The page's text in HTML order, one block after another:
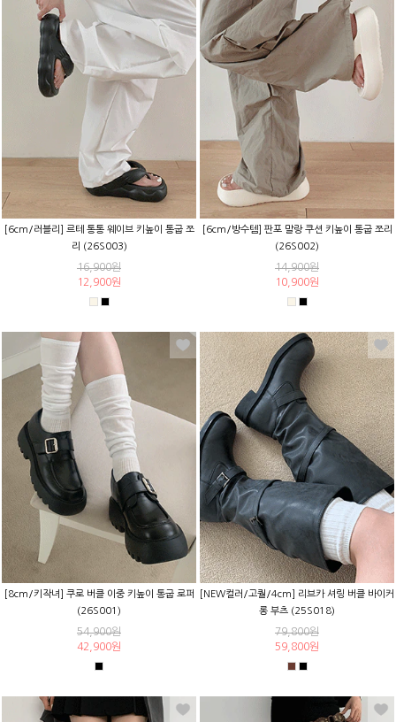
[6cm/러블리] 르테 통통 웨이브 키높이 통굽 쪼
리 (26S003)
16,900원
12,900원
[6cm/방수템] 판포 말랑 쿠션 키높이 통굽 쪼리
(26S002)
14,900원
10,900원
[8cm/키작녀] 쿠로 버클 이중 키높이 통굽 로퍼
(26S001)
54,900원
42,900원
[NEW컬러/고퀄/4cm] 리브카 셔링 버클 바이커
롱 부츠 (25S018)
79,800원
59,800원